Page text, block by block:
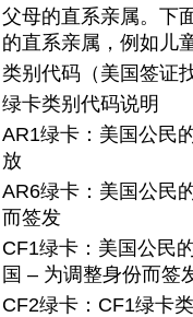
父母的直系亲属。下
的直系亲属，例如儿
类别代码（美国签证
绿卡类别代码说明
AR1绿卡：美国公民
放
AR6绿卡：美国公民
而签发
CF1绿卡：美国公民
国 – 为调整身份而签
CF2绿卡：CF1绿卡